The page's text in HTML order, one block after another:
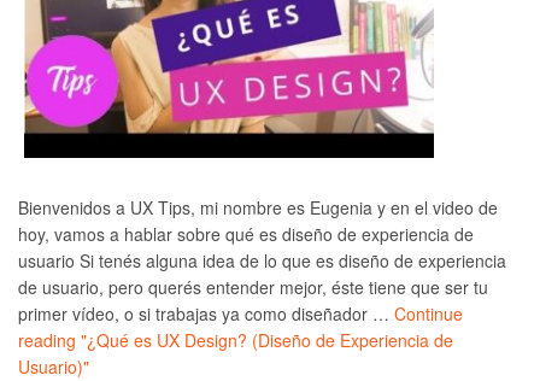
Bienvenidos a UX Tips, mi nombre es Eugenia y en el video de
hoy, vamos a hablar sobre qué es diseño de experiencia de
usuario Si tenés alguna idea de lo que es diseño de experiencia
de usuario, pero querés entender mejor, éste tiene que ser tu
primer vídeo, o si trabajas ya como diseñador … Continue
reading "¿Qué es UX Design? (Diseño de Experiencia de
Usuario)"